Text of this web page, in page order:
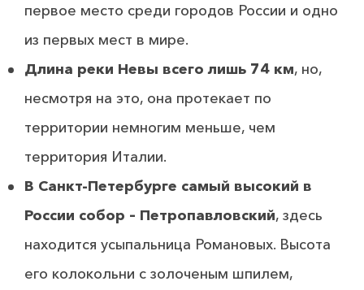
первое место среди городов России и одно
из первых мест в мире.
Длина реки Невы всего лишь 74 км, но,
несмотря на это, она протекает по
территории немногим меньше, чем
территория Италии.
В Санкт-Петербурге самый высокий в
России собор – Петропавловский, здесь
находится усыпальница Романовых. Высота
его колокольни с золоченым шпилем,